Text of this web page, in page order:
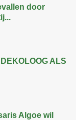
door
ALS
Algoe wil